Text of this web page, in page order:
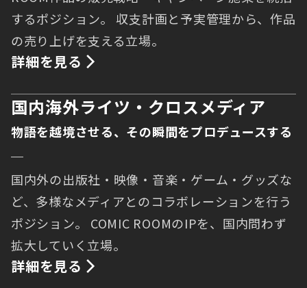
するポジション。 収支計画と予実管理から、作品
の売り上げを支える立場。
詳細を見る
国内海外ライツ・クロスメディア
物語を越境させる、その瞬間をプロデュースする
─
国内外の出版社・映像・音楽・ゲーム・グッズな
ど、多様なメディアとのコラボレーションを行う
ポジション。 COMIC ROOMのIPを、国内問わず
拡大していく立場。
詳細を見る